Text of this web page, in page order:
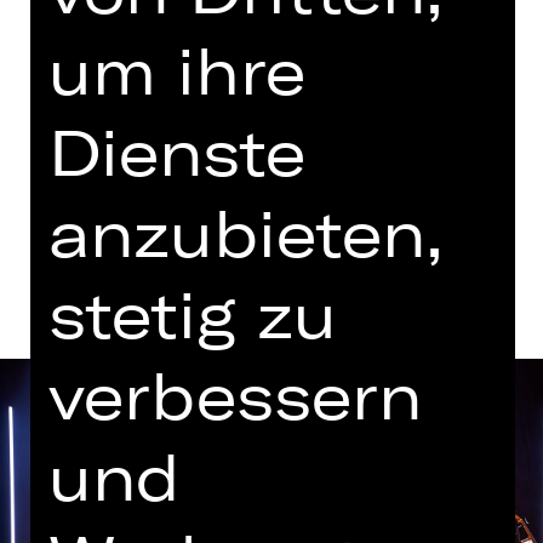
Samstag, 27.01.2024
19.30 - 21.10 Uhr
Schauspielhaus
Termine und Besetzung
um ihre
Dienste
anzubieten,
stetig zu
verbessern
und